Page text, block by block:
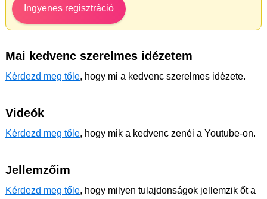
Ingyenes regisztráció
Mai kedvenc szerelmes idézetem
Kérdezd meg tőle, hogy mi a kedvenc szerelmes idézete.
Videók
Kérdezd meg tőle, hogy mik a kedvenc zenéi a Youtube-on.
Jellemzőim
Kérdezd meg tőle, hogy milyen tulajdonságok jellemzik őt a